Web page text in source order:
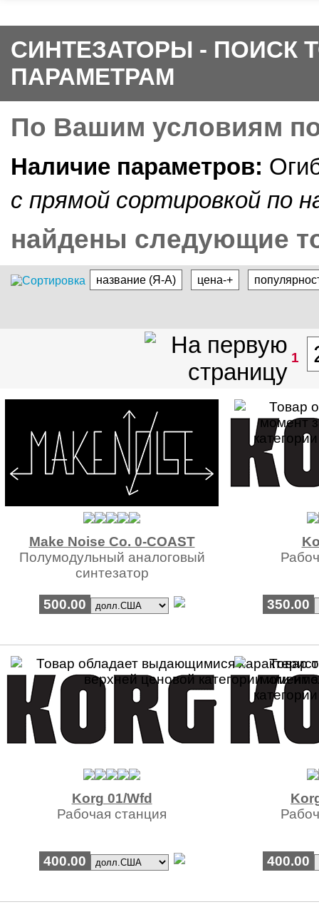
СИНТЕЗАТОРЫ - ПОИСК
ПАРАМЕТРАМ
По Вашим условиям
Наличие параметров:
c прямой cортировкой по
найдены следующие
название (Я-А) цена-+
1
Make Noise Co. 0-COAST
Полумодульный аналоговый
синтезатор
500.00 350.00
Korg 01/Wfd
Рабочая станция
400.00 400.00